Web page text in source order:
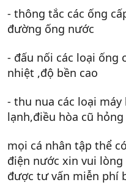
- thông tắc các ống
đường ống nước
- đấu nối các loại ống
nhiệt ,độ bền cao
- thu nua các loại
lạnh,điều hòa cũ hỏng
mọi cá nhân tập thể
điện nước xin vui
được tư vấn miễn phí